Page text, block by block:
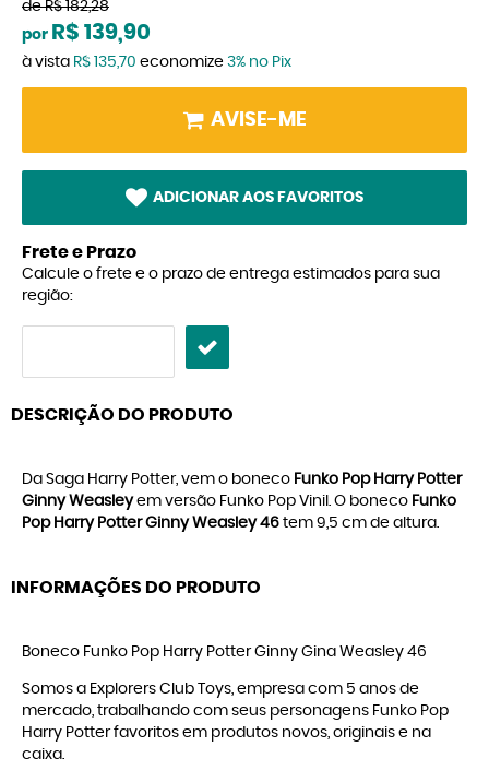
de R$ 182,28
por R$ 139,90
à vista R$ 135,70 economize 3% no Pix
AVISE-ME
ADICIONAR AOS FAVORITOS
Frete e Prazo
Calcule o frete e o prazo de entrega estimados para sua
região:
DESCRIÇÃO DO PRODUTO
Da Saga Harry Potter, vem o boneco Funko Pop Harry Potter
Ginny Weasleyem versão Funko Pop Vinil. O boneco Funko
Pop Harry Potter Ginny Weasley 46 tem 9,5 cm de altura.
INFORMAÇÕES DO PRODUTO
Boneco Funko Pop Harry Potter Ginny Gina Weasley 46
Somos a Explorers Club Toys, empresa com 5 anos de
mercado, trabalhando com seus personagens Funko Pop
Harry Potterfavoritos em produtos novos, originais e na
caixa.